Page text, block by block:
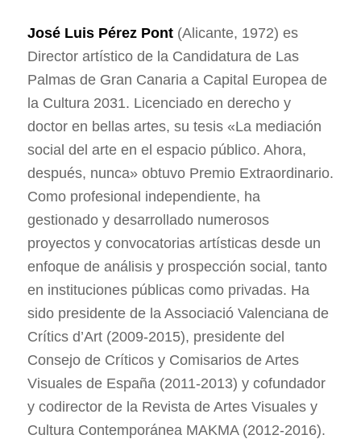
José Luis Pérez Pont(Alicante, 1972) es
Director artístico de la Candidatura de Las
Palmas de Gran Canaria a Capital Europea de
la Cultura 2031. Licenciado en derecho y
doctor en bellas artes, su tesis «La mediación
social del arte en el espacio público. Ahora,
después, nunca» obtuvo Premio Extraordinario.
Como profesional independiente, ha
gestionado y desarrollado numerosos
proyectos y convocatorias artísticas desde un
enfoque de análisis y prospección social, tanto
en instituciones públicas como privadas. Ha
sido presidente de la Associació Valenciana de
Crítics d’Art (2009-2015), presidente del
Consejo de Críticos y Comisarios de Artes
Visuales de España (2011-2013) y cofundador
y codirector de la Revista de Artes Visuales y
Cultura Contemporánea MAKMA (2012-2016).